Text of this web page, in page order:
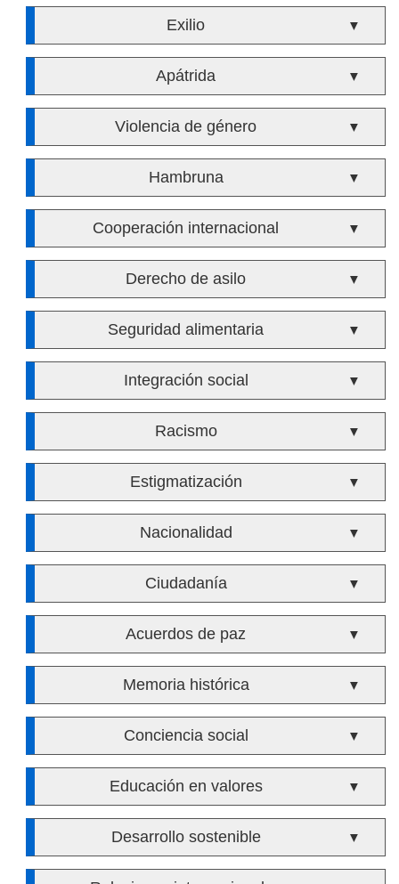
Exilio ▼
Apátrida ▼
Violencia de género ▼
Hambruna ▼
Cooperación internacional ▼
Derecho de asilo ▼
Seguridad alimentaria ▼
Integración social ▼
Racismo ▼
Estigmatización ▼
Nacionalidad ▼
Ciudadanía ▼
Acuerdos de paz ▼
Memoria histórica ▼
Conciencia social ▼
Educación en valores ▼
Desarrollo sostenible ▼